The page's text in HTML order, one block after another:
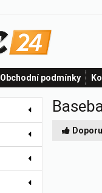
Obchodní podmínky